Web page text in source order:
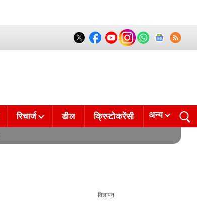
रिचार्ज डील क्रिप्टोकरेंसी अन्य
विज्ञापन